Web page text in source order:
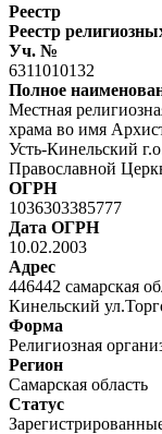
Реестр
Реестр
Уч. №
6311010132
Полное
Местная
храма во имя
Усть-Кинельский
Православной
ОГРН
1036303385777
Дата ОГРН
10.02.2003
Адрес
446442 самарская
Кинельский
Форма
Религиозная
Регион
Самарская область
Статус